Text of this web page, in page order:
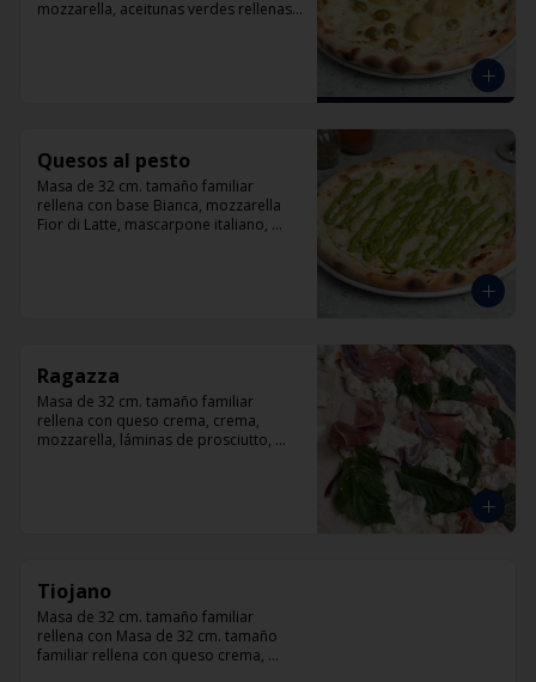
mozzarella, aceitunas verdes rellenas
Quesos al pesto
Masa de 32 cm. tamaño familiar
rellena con base Bianca, mozzarella
Fior di Latte, mascarpone italiano,
Ragazza
Masa de 32 cm. tamaño familiar
rellena con queso crema, crema,
mozzarella, láminas de prosciutto,
Tiojano
Masa de 32 cm. tamaño familiar
rellena con Masa de 32 cm. tamaño
familiar rellena con queso crema,